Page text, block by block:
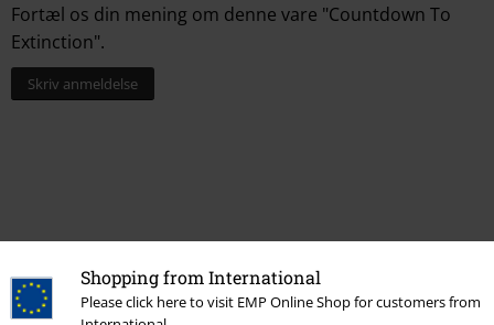
Shopping from International
Please click here to visit EMP Online Shop for customers from
Fortæl os din mening om denne vare "Countdown To
Extinction".
Skriv anmeldelse